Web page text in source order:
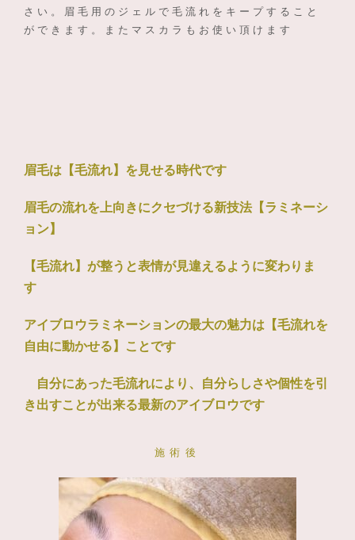
さい。眉毛用のジェルで毛流れをキープすること
ができます。またマスカラもお使い頂けます
眉毛は【毛流れ】を見せる時代です
眉毛の流れを上向きにクセづける新技法【ラミネーシ
ョン】
【毛流れ】が整うと表情が見違えるように変わりま
す
アイブロウラミネーションの最大の魅力は【毛流れを
自由に動かせる】ことです
自分にあった毛流れにより、自分らしさや個性を引
き出すことが出来る最新のアイブロウです
施術後